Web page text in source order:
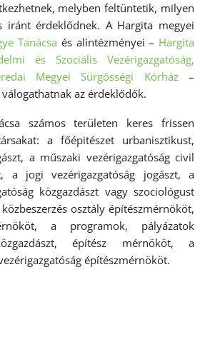
melyben feltüntetik, milyen
iránt érdeklődnek. A Hargita megyei
Tanácsa és alintézményei – Hargita
és Szociális Vezérigazgatóság,
Megyei Sürgősségi Kórház–
az érdeklődők.
számos területen keres frissen
a főépitészet urbanisztikust,
a műszaki vezérigazgatóság civil
a jogi vezérigazgatóság jogászt, a
közgazdászt vagy szociológust
osztály építészmérnököt,
a programok, pályázatok
építész mérnököt, a
építészmérnököt.